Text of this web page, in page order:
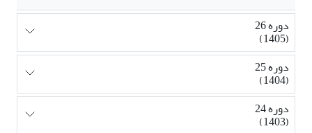
دوره 26
(1405)
دوره 25
(1404)
دوره 24
(1403)